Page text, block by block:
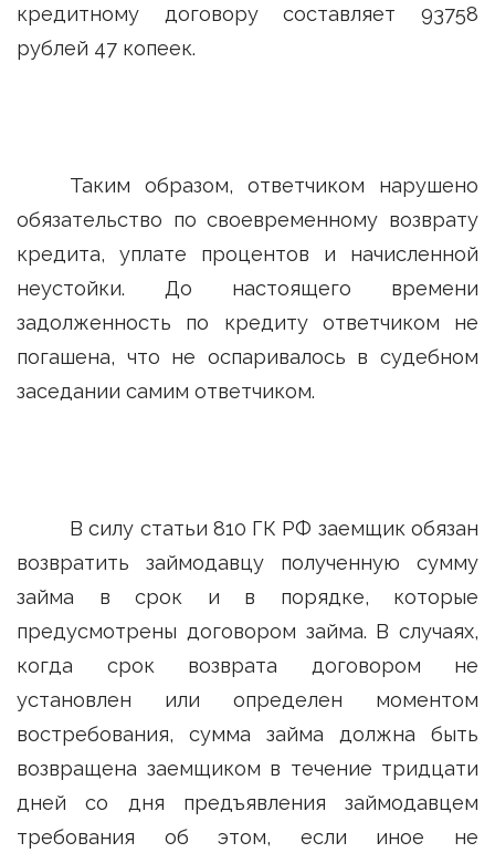
кредитному договору составляет 93758
рублей 47 копеек.
Таким образом, ответчиком нарушено
обязательство по своевременному возврату
кредита, уплате процентов и начисленной
неустойки. До настоящего времени
задолженность по кредиту ответчиком не
погашена, что не оспаривалось в судебном
заседании самим ответчиком.
В силу статьи 810 ГК РФ заемщик обязан
возвратить займодавцу полученную сумму
займа в срок и в порядке, которые
предусмотрены договором займа. В случаях,
когда срок возврата договором не
установлен или определен моментом
востребования, сумма займа должна быть
возвращена заемщиком в течение тридцати
дней со дня предъявления займодавцем
требования об этом, если иное не